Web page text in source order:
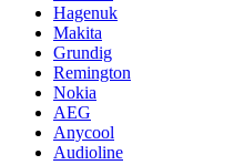
Hagenuk
Makita
Grundig
Remington
Nokia
AEG
Anycool
Audioline